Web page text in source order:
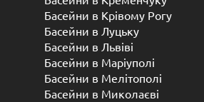
Басейни в Крівому Рогу
Басейни в Луцьку
Басейни в Львіві
Басейни в Маріуполі
Басейни в Мелітополі
Басейни в Миколаєві